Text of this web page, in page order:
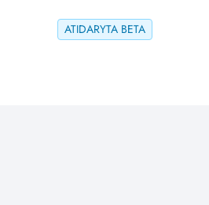
ATIDARYTA BETA